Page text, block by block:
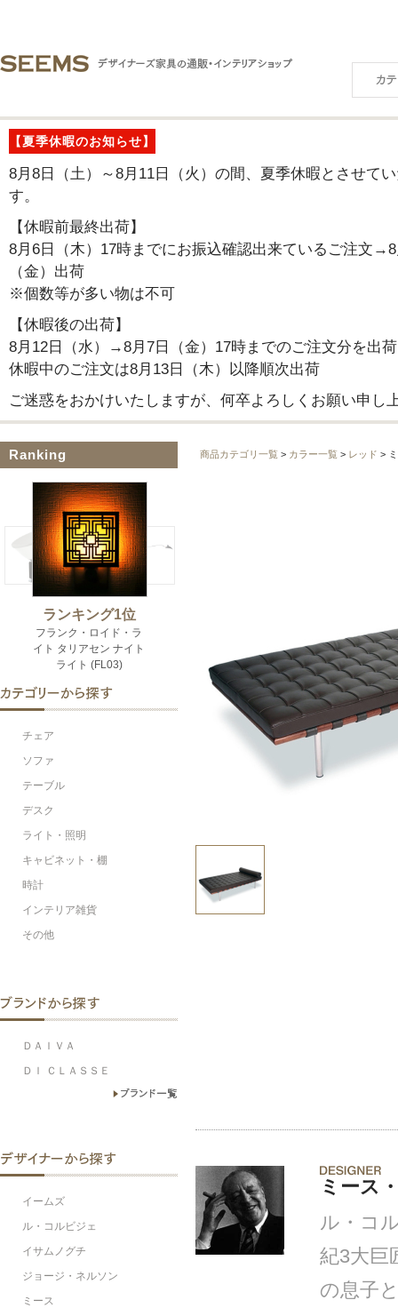
【夏季休暇のお知らせ】
8月8日（土）～8月11日（火）の間、夏季休暇とさせて
す。
【休暇前最終出荷】
8月6日（木）17時までにお振込確認出来ているご注文
（金）出荷
※個数等が多い物は不可
【休暇後の出荷】
8月12日（水）→8月7日（金）17時までのご注文分を出荷
休暇中のご注文は8月13日（木）以降順次出荷
ご迷惑をおかけいたしますが、何卒よろしくお願い申し
Ranking
チェア
ソファ
テーブル
デスク
ライト・照明
キャビネット・棚
時計
インテリア雑貨
その他
ＤＡＩＶＡ
ＤＩ ＣＬＡＳＳＥ
イームズ
ル・コルビジェ
イサムノグチ
ジョージ・ネルソン
ミース
商品カテゴリ一覧 > カラー一覧 > レッド >
ミース
ル・コ
紀3大巨
の息子